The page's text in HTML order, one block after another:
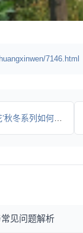
7146.html
冬系列如何诠释
见问题解析